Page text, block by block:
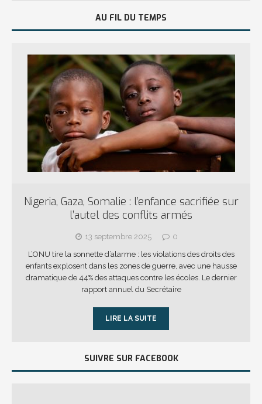
AU FIL DU TEMPS
Nigeria, Gaza, Somalie : l’enfance sacrifiée sur
l’autel des conflits armés
13 septembre 2025
0
L’ONU tire la sonnette d’alarme : les violations des droits des
enfants explosent dans les zones de guerre, avec une hausse
dramatique de 44% des attaques contre les écoles. Le dernier
rapport annuel du Secrétaire
LIRE LA SUITE
SUIVRE SUR FACEBOOK